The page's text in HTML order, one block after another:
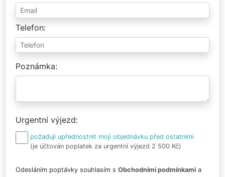
Telefon
Poznámka
Urgentní výjezd
požaduji upřednostnit moji objednávku před ostatními
(je účtován poplatek za urgentní výjezd 2 500 Kč)
Odesláním poptávky souhlasím s Obchodními podmínkami a